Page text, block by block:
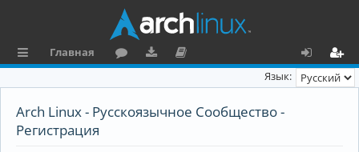
л
Главная
х
ег
Язык:
Arch Linux - Русскоязычное Сообщество -
Регистрация